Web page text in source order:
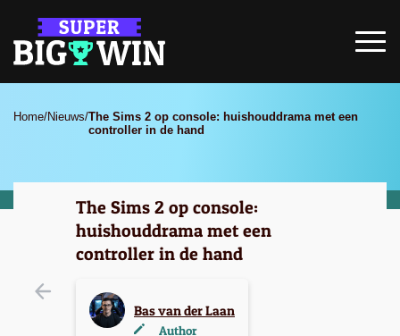
Home/Nieuws/The Sims 2 op console: huishouddrama met een
controller in de hand
The Sims 2 op console:
huishouddrama met een
controller in de hand
Bas van der Laan
Author